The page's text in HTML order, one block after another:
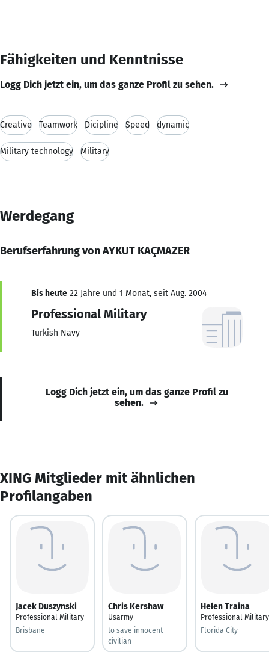
Fähigkeiten und Kenntnisse
Logg Dich jetzt ein, um das ganze Profil zu sehen.
Creative Teamwork Dicipline Speed dynamic
Military technology Military
Werdegang
Berufserfahrung von AYKUT KAÇMAZER
Bis heute 22 Jahre und 1 Monat, seit Aug. 2004
Professional Military
Turkish Navy
Logg Dich jetzt ein, um das ganze Profil zu
sehen.
XING Mitglieder mit ähnlichen
Profilangaben
Jacek Duszynski
Professional Military
Brisbane
Chris Kershaw
Usarmy
to save innocent
civilian
Helen Traina
Professional Military
Florida City